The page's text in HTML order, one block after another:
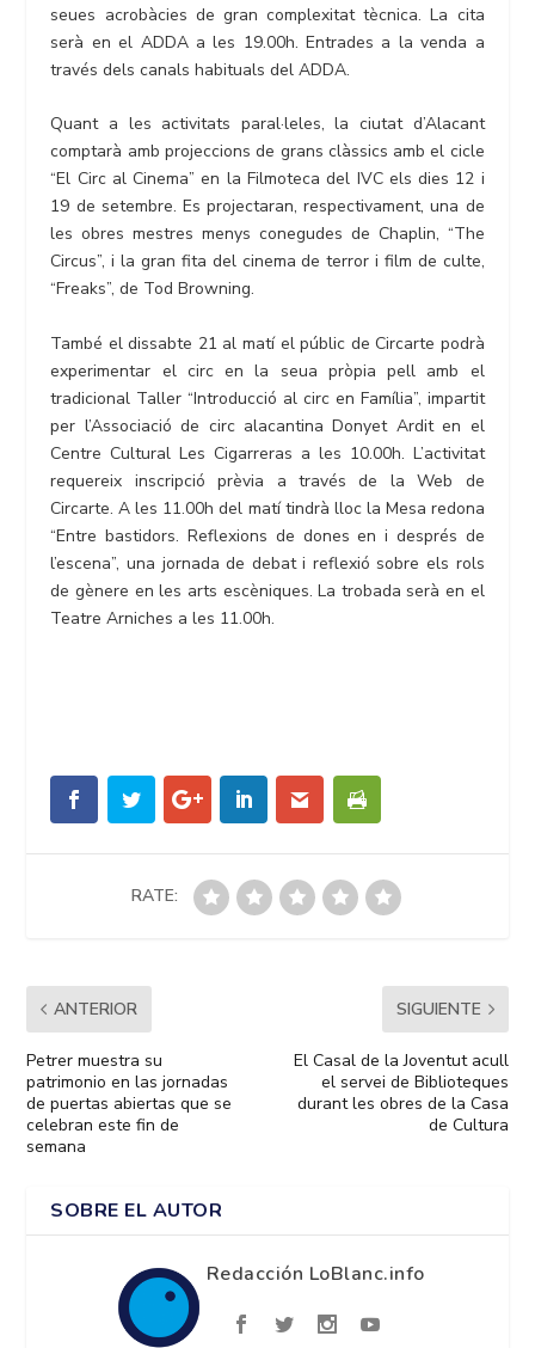
seues acrobàcies de gran complexitat tècnica. La cita
serà en el ADDA a les 19.00h. Entrades a la venda a
través dels canals habituals del ADDA.
Quant a les activitats paral·leles, la ciutat d’Alacant
comptarà amb projeccions de grans clàssics amb el cicle
“El Circ al Cinema” en la Filmoteca del IVC els dies 12 i
19 de setembre. Es projectaran, respectivament, una de
les obres mestres menys conegudes de Chaplin, “The
Circus”, i la gran fita del cinema de terror i film de culte,
“Freaks”, de Tod Browning.
També el dissabte 21 al matí el públic de Circarte podrà
experimentar el circ en la seua pròpia pell amb el
tradicional Taller “Introducció al circ en Família”, impartit
per l’Associació de circ alacantina Donyet Ardit en el
Centre Cultural Les Cigarreras a les 10.00h. L’activitat
requereix inscripció prèvia a través de la Web de
Circarte. A les 11.00h del matí tindrà lloc la Mesa redona
“Entre bastidors. Reflexions de dones en i després de
l’escena”, una jornada de debat i reflexió sobre els rols
de gènere en les arts escèniques. La trobada serà en el
Teatre Arniches a les 11.00h.
RATE:
ANTERIOR
Petrer muestra su
patrimonio en las jornadas
de puertas abiertas que se
celebran este fin de
semana
SIGUIENTE
El Casal de la Joventut acull
el servei de Biblioteques
durant les obres de la Casa
de Cultura
SOBRE EL AUTOR
Redacción LoBlanc.info